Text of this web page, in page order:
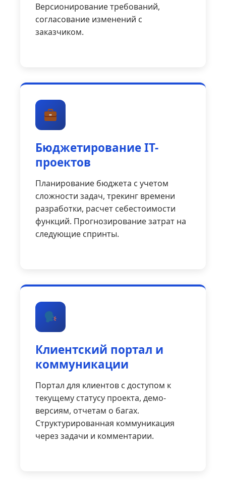
Версионирование требований,
согласование изменений с
заказчиком.
Бюджетирование IT-
проектов
Планирование бюджета с учетом
сложности задач, трекинг времени
разработки, расчет себестоимости
функций. Прогнозирование затрат на
следующие спринты.
Клиентский портал и
коммуникации
Портал для клиентов с доступом к
текущему статусу проекта, демо-
версиям, отчетам о багах.
Структурированная коммуникация
через задачи и комментарии.